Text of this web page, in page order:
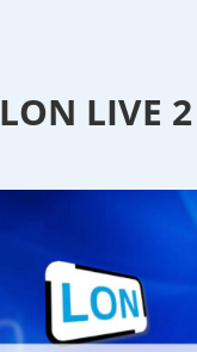
LON LIVE 2